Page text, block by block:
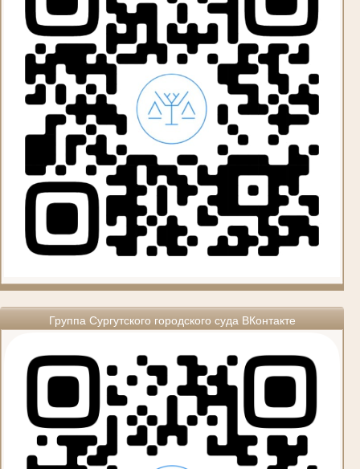
Группа Сургутского городского суда ВКонтакте